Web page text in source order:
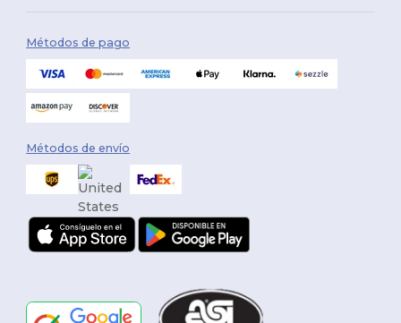
Métodos de pago
Métodos de envío